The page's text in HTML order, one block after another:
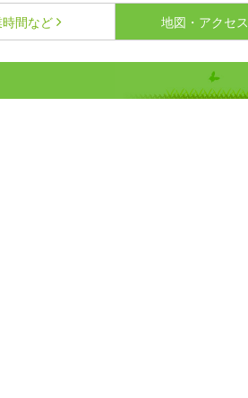
間など 地図・アクセス